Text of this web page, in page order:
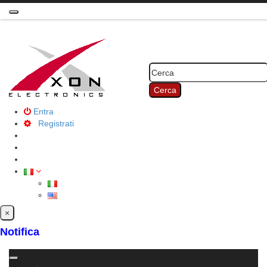
Toggle
Cerca
Entra
Registrati
×
Notifica